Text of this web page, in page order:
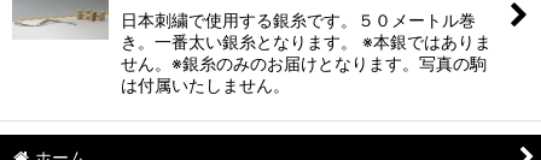
日本刺繍で使用する銀糸です。５０メートル巻
き。一番太い銀糸となります。 ※本銀ではありま
せん。※銀糸のみのお届けとなります。写真の駒
は付属いたしません。